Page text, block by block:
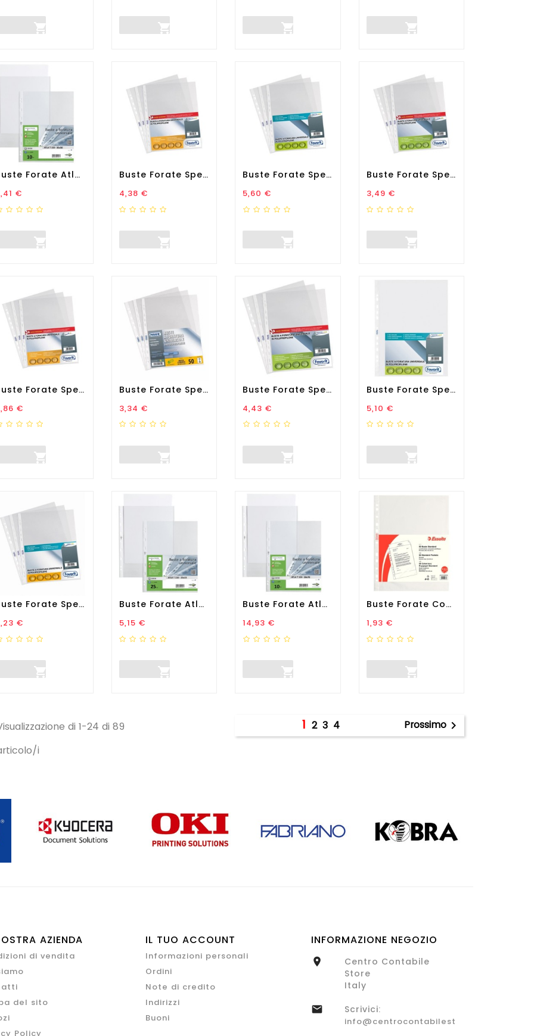
   
Buste Forate Atla T -...
€

Buste Forate Special PP -...
Prezzo
4,38 €

Buste Forate Special PP -...
Prezzo
5,60 €

Buste Forate Special PP -...
Prezzo
3,49 €

Buste Forate Special PP -...
€

Buste Forate Special PP -...
Prezzo
3,34 €

Buste Forate Special PP -...
Prezzo
4,43 €

Buste Forate Special PP -...
Prezzo
5,10 €

Buste Forate Special PP -...
€

Buste Forate Atla T -...
Prezzo
5,15 €

Buste Forate Atla T -...
Prezzo
14,93 €

Buste Forate CopySafe -...
Prezzo
1,93 €

di 1-24 di 89
i
1 2 3 4 Prossimo
AZIENDA
di vendita
del sito
Policy
IL TUO ACCOUNT
Informazioni personali
Ordini
Note di credito
Indirizzi
Buoni
INFORMAZIONE NEGOZIO

Centro Contabile
Store
Italy
 Scrivici:
info@centrocontabilestore.com